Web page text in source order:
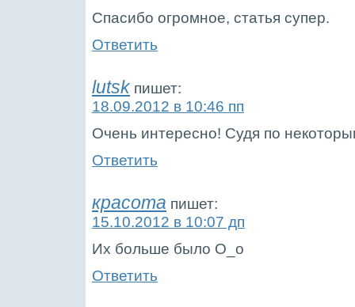
Спасибо огромное, статья супер.
Ответить
lutsk пишет:
18.09.2012 в 10:46 пп
Очень интересно! Судя по
Ответить
красота пишет:
15.10.2012 в 10:07 дп
Их больше было О_о
Ответить